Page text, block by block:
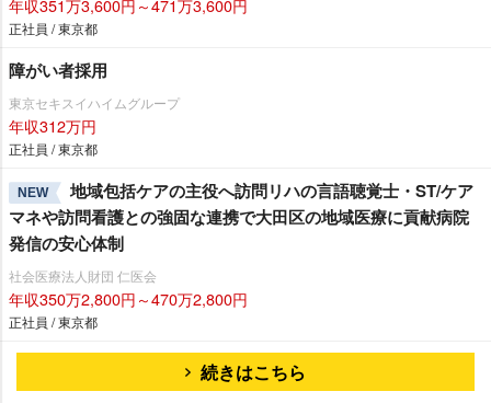
年収351万3,600円～471万3,600円
正社員 / 東京都
障がい者採用
東京セキスイハイムグループ
年収312万円
正社員 / 東京都
NEW
地域包括ケアの主役へ訪問リハの言語聴覚士・ST/ケア
マネや訪問看護との強固な連携で大田区の地域医療に貢献病院
発信の安心体制
社会医療法人財団 仁医会
年収350万2,800円～470万2,800円
正社員 / 東京都
続きはこちら